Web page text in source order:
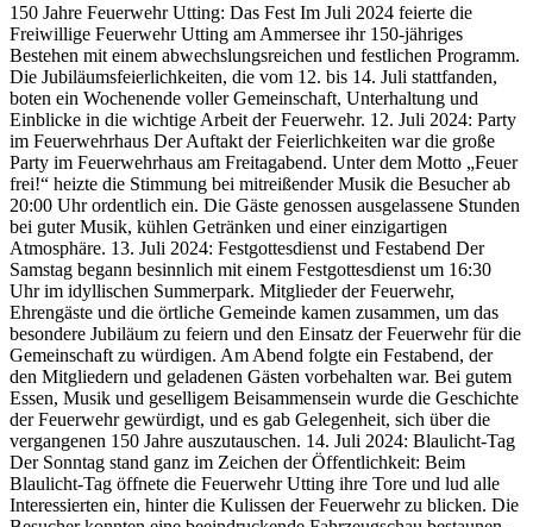
150 Jahre Feuerwehr Utting: Das Fest Im Juli 2024 feierte die
Freiwillige Feuerwehr Utting am Ammersee ihr 150-jähriges
Bestehen mit einem abwechslungsreichen und festlichen Programm.
Die Jubiläumsfeierlichkeiten, die vom 12. bis 14. Juli stattfanden,
boten ein Wochenende voller Gemeinschaft, Unterhaltung und
Einblicke in die wichtige Arbeit der Feuerwehr. 12. Juli 2024: Party
im Feuerwehrhaus Der Auftakt der Feierlichkeiten war die große
Party im Feuerwehrhaus am Freitagabend. Unter dem Motto „Feuer
frei!“ heizte die Stimmung bei mitreißender Musik die Besucher ab
20:00 Uhr ordentlich ein. Die Gäste genossen ausgelassene Stunden
bei guter Musik, kühlen Getränken und einer einzigartigen
Atmosphäre. 13. Juli 2024: Festgottesdienst und Festabend Der
Samstag begann besinnlich mit einem Festgottesdienst um 16:30
Uhr im idyllischen Summerpark. Mitglieder der Feuerwehr,
Ehrengäste und die örtliche Gemeinde kamen zusammen, um das
besondere Jubiläum zu feiern und den Einsatz der Feuerwehr für die
Gemeinschaft zu würdigen. Am Abend folgte ein Festabend, der
den Mitgliedern und geladenen Gästen vorbehalten war. Bei gutem
Essen, Musik und geselligem Beisammensein wurde die Geschichte
der Feuerwehr gewürdigt, und es gab Gelegenheit, sich über die
vergangenen 150 Jahre auszutauschen. 14. Juli 2024: Blaulicht-Tag
Der Sonntag stand ganz im Zeichen der Öffentlichkeit: Beim
Blaulicht-Tag öffnete die Feuerwehr Utting ihre Tore und lud alle
Interessierten ein, hinter die Kulissen der Feuerwehr zu blicken. Die